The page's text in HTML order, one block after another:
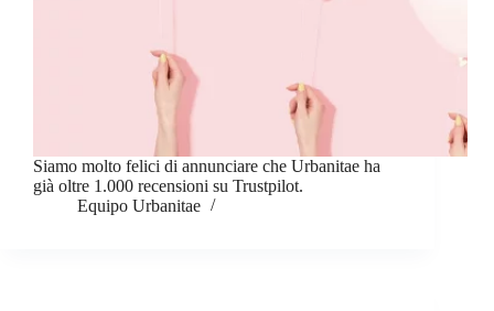
Siamo molto felici di annunciare che Urbanitae ha
già oltre 1.000 recensioni su Trustpilot.
Equipo Urbanitae